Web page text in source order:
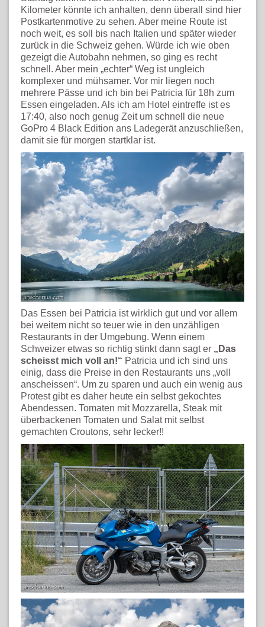
Kilometer könnte ich anhalten, denn überall sind hier
Postkartenmotive zu sehen. Aber meine Route ist
noch weit, es soll bis nach Italien und später wieder
zurück in die Schweiz gehen. Würde ich wie oben
gezeigt die Autobahn nehmen, so ging es recht
schnell. Aber mein „echter“ Weg ist ungleich
komplexer und mühsamer. Vor mir liegen noch
mehrere Pässe und ich bin bei Patricia für 18h zum
Essen eingeladen. Als ich am Hotel eintreffe ist es
17:40, also noch genug Zeit um schnell die neue
GoPro 4 Black Edition ans Ladegerät anzuschließen,
damit sie für morgen startklar ist.
Das Essen bei Patricia ist wirklich gut und vor allem
bei weitem nicht so teuer wie in den unzähligen
Restaurants in der Umgebung. Wenn einem
Schweizer etwas so richtig stinkt dann sagt er „Das
scheisst mich voll an!“ Patricia und ich sind uns
einig, dass die Preise in den Restaurants uns „voll
anscheissen“. Um zu sparen und auch ein wenig aus
Protest gibt es daher heute ein selbst gekochtes
Abendessen. Tomaten mit Mozzarella, Steak mit
überbackenen Tomaten und Salat mit selbst
gemachten Croutons, sehr lecker!!